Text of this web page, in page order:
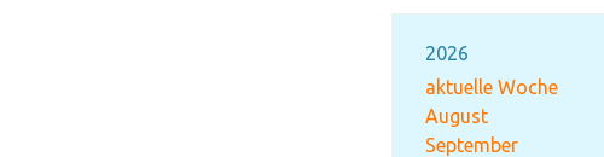
2026
aktuelle Woche
August
September